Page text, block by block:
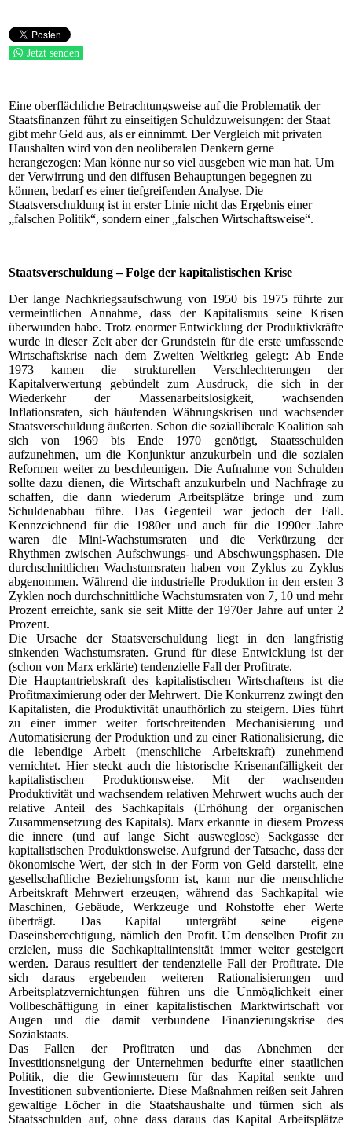
Jetzt senden
Eine oberflächliche Betrachtungsweise auf die Problematik der
Staatsfinanzen führt zu einseitigen Schuldzuweisungen: der Staat
gibt mehr Geld aus, als er einnimmt. Der Vergleich mit privaten
Haushalten wird von den neoliberalen Denkern gerne
herangezogen: Man könne nur so viel ausgeben wie man hat. Um
der Verwirrung und den diffusen Behauptungen begegnen zu
können, bedarf es einer tiefgreifenden Analyse. Die
Staatsverschuldung ist in erster Linie nicht das Ergebnis einer
„falschen Politik“, sondern einer „falschen Wirtschaftsweise“.
Staatsverschuldung – Folge der kapitalistischen Krise
Der lange Nachkriegsaufschwung von 1950 bis 1975 führte zur
vermeintlichen Annahme, dass der Kapitalismus seine Krisen
überwunden habe. Trotz enormer Entwicklung der Produktivkräfte
wurde in dieser Zeit aber der Grundstein für die erste umfassende
Wirtschaftskrise nach dem Zweiten Weltkrieg gelegt: Ab Ende
1973 kamen die strukturellen Verschlechterungen der
Kapitalverwertung gebündelt zum Ausdruck, die sich in der
Wiederkehr der Massenarbeitslosigkeit, wachsenden
Inflationsraten, sich häufenden Währungskrisen und wachsender
Staatsverschuldung äußerten. Schon die sozialliberale Koalition sah
sich von 1969 bis Ende 1970 genötigt, Staatsschulden
aufzunehmen, um die Konjunktur anzukurbeln und die sozialen
Reformen weiter zu beschleunigen. Die Aufnahme von Schulden
sollte dazu dienen, die Wirtschaft anzukurbeln und Nachfrage zu
schaffen, die dann wiederum Arbeitsplätze bringe und zum
Schuldenabbau führe. Das Gegenteil war jedoch der Fall.
Kennzeichnend für die 1980er und auch für die 1990er Jahre
waren die Mini-Wachstumsraten und die Verkürzung der
Rhythmen zwischen Aufschwungs- und Abschwungsphasen. Die
durchschnittlichen Wachstumsraten haben von Zyklus zu Zyklus
abgenommen. Während die industrielle Produktion in den ersten 3
Zyklen noch durchschnittliche Wachstumsraten von 7, 10 und mehr
Prozent erreichte, sank sie seit Mitte der 1970er Jahre auf unter 2
Prozent.
Die Ursache der Staatsverschuldung liegt in den langfristig
sinkenden Wachstumsraten. Grund für diese Entwicklung ist der
(schon von Marx erklärte) tendenzielle Fall der Profitrate.
Die Hauptantriebskraft des kapitalistischen Wirtschaftens ist die
Profitmaximierung oder der Mehrwert. Die Konkurrenz zwingt den
Kapitalisten, die Produktivität unaufhörlich zu steigern. Dies führt
zu einer immer weiter fortschreitenden Mechanisierung und
Automatisierung der Produktion und zu einer Rationalisierung, die
die lebendige Arbeit (menschliche Arbeitskraft) zunehmend
vernichtet. Hier steckt auch die historische Krisenanfälligkeit der
kapitalistischen Produktionsweise. Mit der wachsenden
Produktivität und wachsendem relativen Mehrwert wuchs auch der
relative Anteil des Sachkapitals (Erhöhung der organischen
Zusammensetzung des Kapitals). Marx erkannte in diesem Prozess
die innere (und auf lange Sicht ausweglose) Sackgasse der
kapitalistischen Produktionsweise. Aufgrund der Tatsache, dass der
ökonomische Wert, der sich in der Form von Geld darstellt, eine
gesellschaftliche Beziehungsform ist, kann nur die menschliche
Arbeitskraft Mehrwert erzeugen, während das Sachkapital wie
Maschinen, Gebäude, Werkzeuge und Rohstoffe eher Werte
überträgt. Das Kapital untergräbt seine eigene
Daseinsberechtigung, nämlich den Profit. Um denselben Profit zu
erzielen, muss die Sachkapitalintensität immer weiter gesteigert
werden. Daraus resultiert der tendenzielle Fall der Profitrate. Die
sich daraus ergebenden weiteren Rationalisierungen und
Arbeitsplatzvernichtungen führen uns die Unmöglichkeit einer
Vollbeschäftigung in einer kapitalistischen Marktwirtschaft vor
Augen und die damit verbundene Finanzierungskrise des
Sozialstaats.
Das Fallen der Profitraten und das Abnehmen der
Investitionsneigung der Unternehmen bedurfte einer staatlichen
Politik, die die Gewinnsteuern für das Kapital senkte und
Investitionen subventionierte. Diese Maßnahmen reißen seit Jahren
gewaltige Löcher in die Staatshaushalte und türmen sich als
Staatsschulden auf, ohne dass daraus das Kapital Arbeitsplätze